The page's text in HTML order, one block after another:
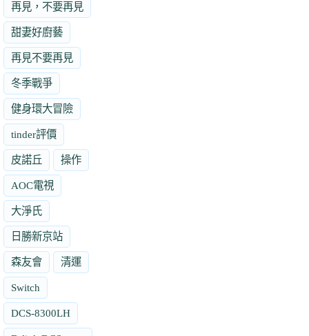
再見，不要再見
甜妻好廚藝
再見不要再見
冬季戰爭
健身環大冒險
tinder評價
皮諾丘 操作
AOC電視
大淨氏
日勝新京站
森友會 清運
Switch
DCS-8300LH